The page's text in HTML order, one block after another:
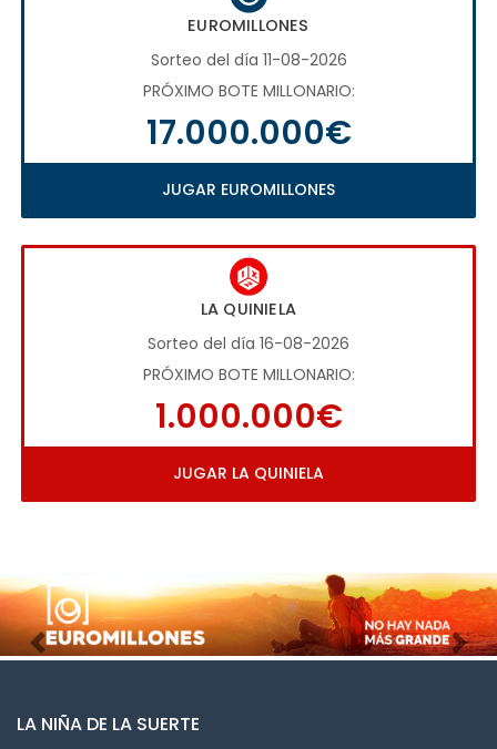
EUROMILLONES
Sorteo del día 11-08-2026
PRÓXIMO BOTE MILLONARIO:
17.000.000€
JUGAR EUROMILLONES
LA QUINIELA
Sorteo del día 16-08-2026
PRÓXIMO BOTE MILLONARIO:
1.000.000€
JUGAR LA QUINIELA
Imagen anterior
LA NIÑA DE LA SUERTE